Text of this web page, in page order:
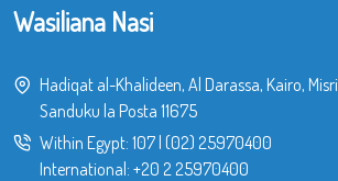
Wasiliana Nasi
Hadiqat al-Khalideen, Al Darassa, Kairo, Misri.
Sanduku la Posta 11675
Within Egypt: 107| (02) 25970400
International: +20 2 25970400